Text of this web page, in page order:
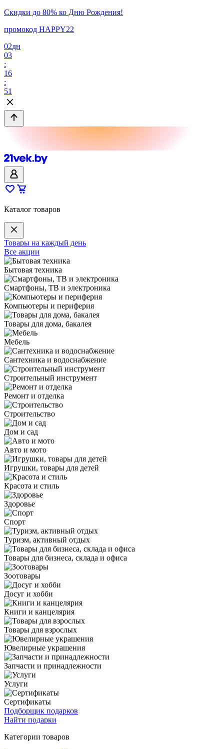
Скидки до 80% ко Дню Рождения!
промокод HAPPY22
02дн
03
:
16
:
51
Каталог товаров
Товары на каждый день
Все акции
Бытовая техника
Смартфоны, ТВ и электроника
Компьютеры и периферия
Товары для дома, бакалея
Мебель
Сантехника и водоснабжение
Строительный инструмент
Ремонт и отделка
Строительство
Дом и сад
Авто и мото
Игрушки, товары для детей
Красота и стиль
Здоровье
Спорт
Туризм, активный отдых
Товары для бизнеса, склада и офиса
Зоотовары
Досуг и хобби
Книги и канцелярия
Товары для взрослых
Ювелирные украшения
Запчасти и принадлежности
Услуги
Сертификаты
Подборщик подарков
Найти подарки
Категории товаров